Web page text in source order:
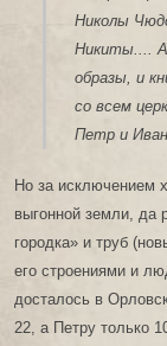
Николы
Никиты....
образы, и
со всем
Петр и
Но за исключением
выгонной земли, да
городка» и труб
его строениями и
досталось в
22, а Петру только